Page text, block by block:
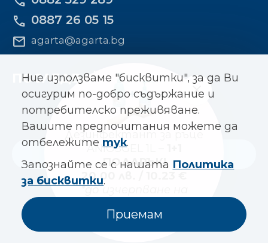
Дезинфектант за ръце
ANIOSGEL 1L –
ПОДАРЪК!
20.00 лв. / 10.23 €
*до изчерпване на
Виж продукт
phone 0887 26 05 15
mail agarta@agarta.bg
ПОСЛЕДВАЙТЕ НИ
| Designed by
Ние използваме "бисквитки", за да Ви
осигурим по-добро съдържание и
потребителско преживяване.
Вашите предпочитания можете да
отбележите тук.
Запознайте се с нашата Политика
за бисквитки.
Приемам